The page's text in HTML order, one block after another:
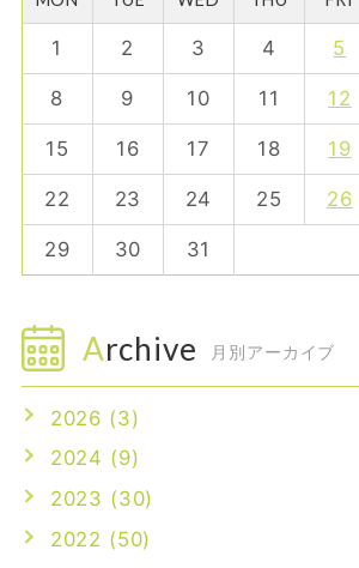
1 2 3 4 5
8 9 10 11 12
15 16 17 18 19
22 23 24 25 26
29 30 31
Archive 月別アーカイブ
2026 (3)
2024 (9)
2023 (30)
2022 (50)